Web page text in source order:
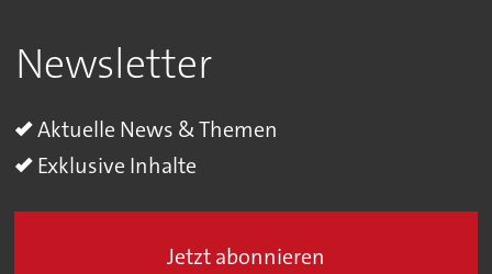
Newsletter
Aktuelle News & Themen
Exklusive Inhalte
Jetzt abonnieren